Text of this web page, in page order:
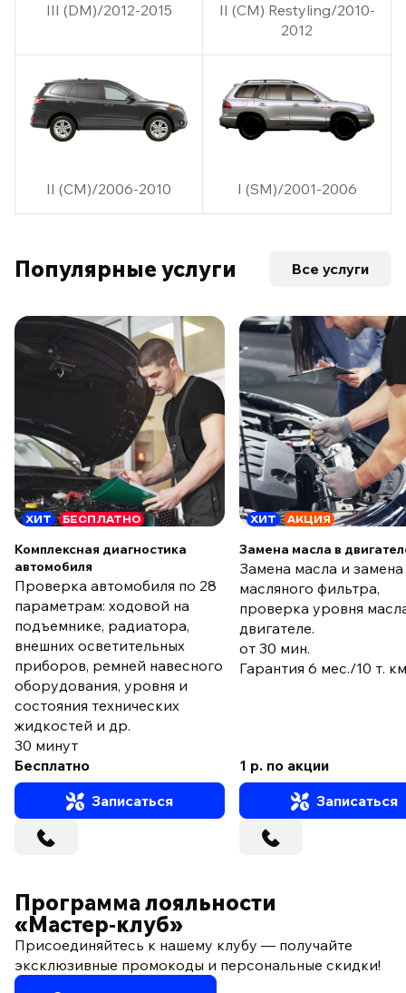
III (DM)/2012-2015
II (CM) Restyling/2010-
2012
II (CM)/2006-2010 I (SM)/2001-2006
Популярные услуги Все услуги
ХИТ БЕСПЛАТНО
Комплексная диагностика
автомобиля
Проверка автомобиля по 28
параметрам: ходовой на
подъемнике, радиатора,
внешних осветительных
приборов, ремней навесного
оборудования, уровня и
состояния технических
жидкостей и др.
30 минут
Бесплатно
Записаться
ХИТ АКЦИЯ
Замена масла в
Замена масла и замена
масляного фильтра,
проверка уровня
двигателе.
от 30 мин.
Гарантия 6 мес./10 т.
1 р. по акции
Записаться
Программа лояльности
«Мастер‑клуб»
Присоединяйтесь к нашему клубу — получайте
эксклюзивные промокоды и персональные скидки!